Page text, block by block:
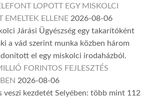
LOPOTT EGY MISKOLCI
EMELTEK ELLENE 2026-08-06
Járási Ügyészség egy takarítóként
a vád szerint munka közben három
el egy miskolci irodaházból.
FORINTOS FEJLESZTÉS
2026-08-06
veszi kezdetét Selyében: több mint 112